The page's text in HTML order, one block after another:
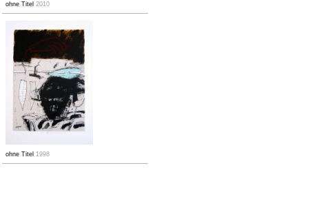
ohne Titel 2010
ohne Titel 1998